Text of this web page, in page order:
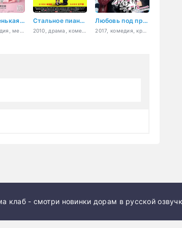
Моя маленькая принцесса Стальное пианино Любовь под прикрытием
клаб - смотри новинки дорам в русской